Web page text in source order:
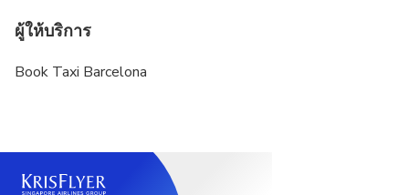
ผู้ให้บริการ
Book Taxi Barcelona